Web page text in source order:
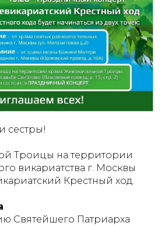
сестры!
Троицы на территории
викариатства г. Москвы
Крестный ход.
Святейшего Патриарха